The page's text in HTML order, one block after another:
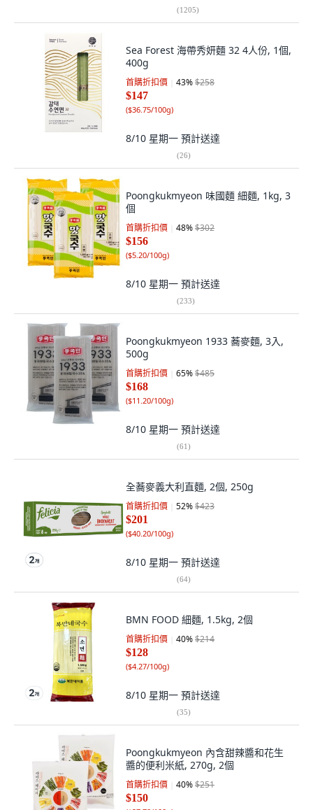
(1205)
Sea Forest 海帶秀妍麵 32 4人份, 1個,
400g
首購折扣價 43%$258
$147
($36.75/100g)
8/10 星期一 預計送達
(26)
Poongkukmyeon 味國麵 細麵, 1kg, 3
個
首購折扣價 48%$302
$156
($5.20/100g)
8/10 星期一 預計送達
(233)
Poongkukmyeon 1933 蕎麥麵, 3入,
500g
首購折扣價 65%$485
$168
($11.20/100g)
8/10 星期一 預計送達
(61)
全蕎麥義大利直麵, 2個, 250g
首購折扣價 52%$423
$201
($40.20/100g)
8/10 星期一 預計送達
(64)
BMN FOOD 細麵, 1.5kg, 2個
首購折扣價 40%$214
$128
($4.27/100g)
8/10 星期一 預計送達
(35)
Poongkukmyeon 內含甜辣醬和花生
醬的便利米紙, 270g, 2個
首購折扣價 40%$251
$150